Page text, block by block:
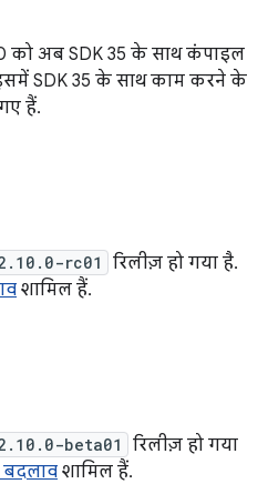
को अब SDK 35 के साथ कंपाइल
SDK 35 के साथ काम करने के
हैं.
rc01
रिलीज़ हो गया है.
शामिल हैं.
beta01
रिलीज़ हो गया
शामिल हैं.